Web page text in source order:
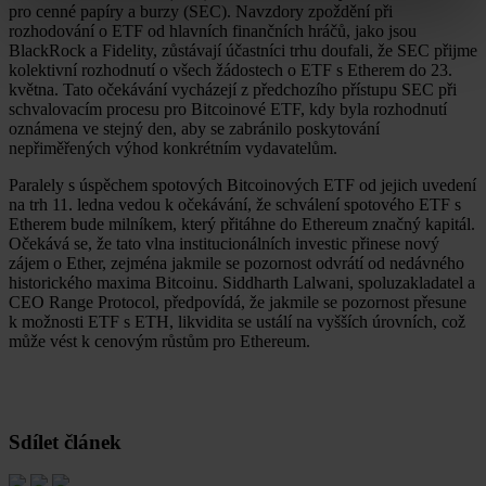
pro cenné papíry a burzy (SEC). Navzdory zpoždění při
rozhodování o ETF od hlavních finančních hráčů, jako jsou
BlackRock a Fidelity, zůstávají účastníci trhu doufali, že SEC přijme
kolektivní rozhodnutí o všech žádostech o ETF s Etherem do 23.
května. Tato očekávání vycházejí z předchozího přístupu SEC při
schvalovacím procesu pro Bitcoinové ETF, kdy byla rozhodnutí
oznámena ve stejný den, aby se zabránilo poskytování
nepřiměřených výhod konkrétním vydavatelům.
Paralely s úspěchem spotových Bitcoinových ETF od jejich uvedení
na trh 11. ledna vedou k očekávání, že schválení spotového ETF s
Etherem bude milníkem, který přitáhne do Ethereum značný kapitál.
Očekává se, že tato vlna institucionálních investic přinese nový
zájem o Ether, zejména jakmile se pozornost odvrátí od nedávného
historického maxima Bitcoinu. Siddharth Lalwani, spoluzakladatel a
CEO Range Protocol, předpovídá, že jakmile se pozornost přesune
k možnosti ETF s ETH, likvidita se ustálí na vyšších úrovních, což
může vést k cenovým růstům pro Ethereum.
Sdílet článek